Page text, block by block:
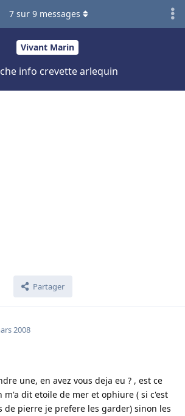
Vivant Marin
info crevette arlequin
Partager
7 sur 9 messages
2008
une, en avez vous deja eu ? , est ce
dit etoile de mer et ophiure ( si c'est
de pierre je prefere les garder) sinon les